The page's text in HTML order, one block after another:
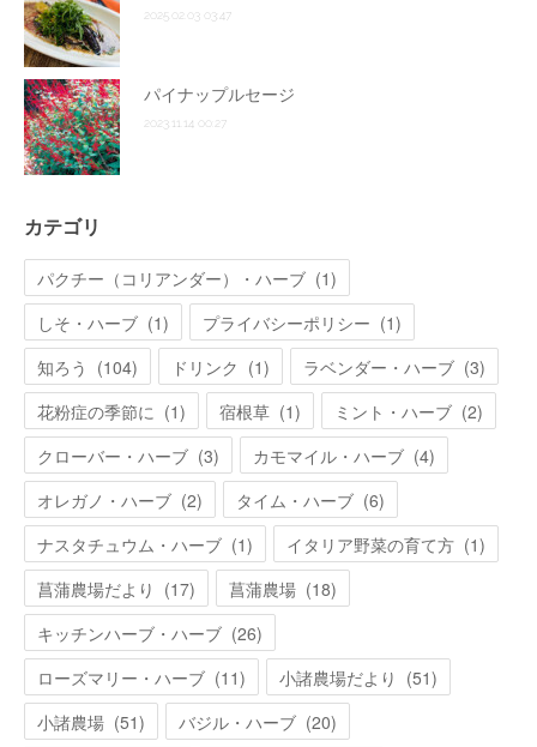
2025.02.03 03:47
パイナップルセージ
2023.11.14 00:27
カテゴリ
パクチー（コリアンダー）・ハーブ (1)
しそ・ハーブ (1) プライバシーポリシー (1)
知ろう (104) ドリンク (1) ラベンダー・ハーブ (3)
花粉症の季節に (1) 宿根草 (1) ミント・ハーブ (2)
クローバー・ハーブ (3) カモマイル・ハーブ (4)
オレガノ・ハーブ (2) タイム・ハーブ (6)
ナスタチュウム・ハーブ (1) イタリア野菜の育て方 (1)
菖蒲農場だより (17) 菖蒲農場 (18)
キッチンハーブ・ハーブ (26)
ローズマリー・ハーブ (11) 小諸農場だより (51)
小諸農場 (51) バジル・ハーブ (20)